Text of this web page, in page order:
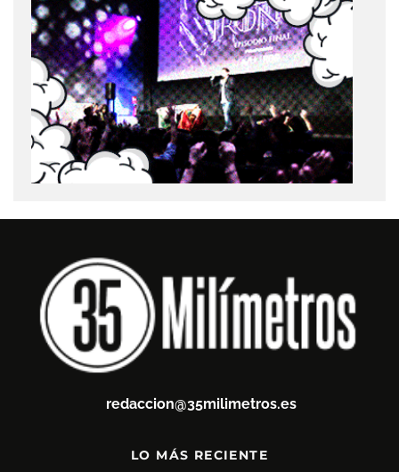
redaccion@35milimetros.es
LO MÁS RECIENTE